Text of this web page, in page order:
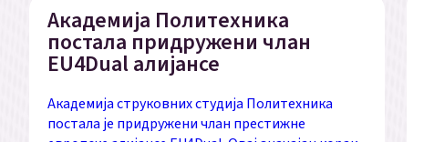
Академија Политехника
постала придружени члан
EU4Dual алијансе
Академија струковних студија Политехника
постала је придружени члан престижне